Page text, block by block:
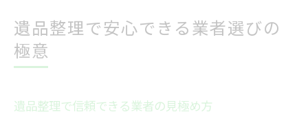
遺品整理を依頼する前に知っておきたい重
選び方
遺品整理で安心できる業者選びの
極意
遺品整理で信頼できる業者の見極め方